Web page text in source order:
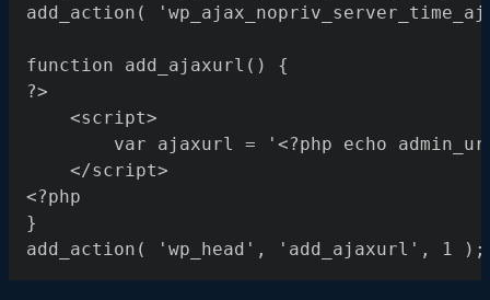
add_action(
function add_ajaxurl() {
?>
    <script>
var ajaxurl = '<?php echo
    </script>
<?php
}
add_action( 'wp_head', 'add_ajaxurl', 1 );